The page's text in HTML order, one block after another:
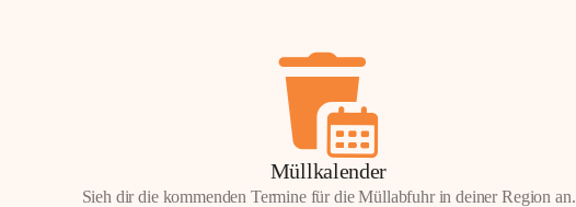
Müllkalender
Sieh dir die kommenden Termine für die Müllabfuhr in deiner Region an.